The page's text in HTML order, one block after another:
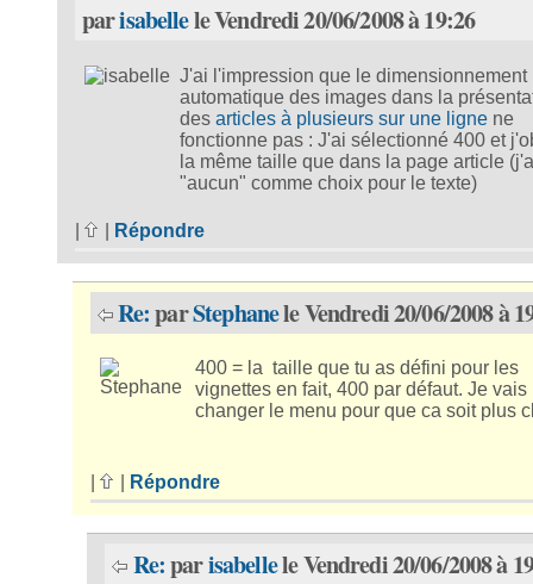
parisabellele Vendredi 20/06/2008 à 19:26
J'ai l'impression que le dimensionnement
automatique des images dans la
des articles à plusieurs sur une lignene
fonctionne pas : J'ai sélectionné 400 et
la même taille que dans la page article
"aucun" comme choix pour le texte)
Répondre
Re:parStephanele Vendredi 20/06/2008 à
400 = la taille que tu as défini pour les
vignettes en fait, 400 par défaut. Je vais
changer le menu pour que ca soit plus
Répondre
Re:parisabellele Vendredi 20/06/2008 à